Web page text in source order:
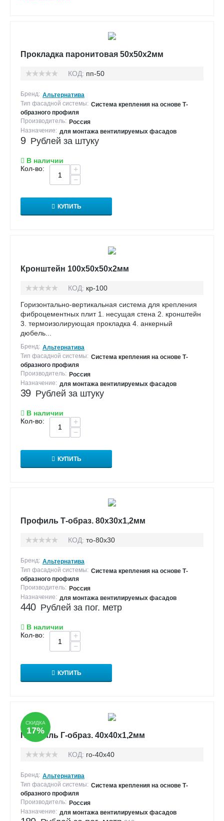
Прокладка паронитовая 50х50х2мм
КОД: пп-50
Бренд: Альтернатива
Тип фасадной системы: Система крепления на основе Т-
образного профиля
Производитель: Россия
Назначение: для монтажа вентилируемых фасадов
9 Рублей за штуку
В наличии
Кол-во:
+
−
КУПИТЬ
Кронштейн 100х50х50х2мм
КОД: кр-100
Горизонтально-вертикальная система для крепления
фиброцементных плит 1. несущая стена 2. кронштейн
3. термоизолирующая прокладка 4. анкерный
дюбель...
Бренд: Альтернатива
Тип фасадной системы: Система крепления на основе Т-
образного профиля
Производитель: Россия
Назначение: для монтажа вентилируемых фасадов
39 Рублей за штуку
В наличии
Кол-во:
+
−
КУПИТЬ
Профиль Т-образ. 80х30х1,2мм
КОД: то-80х30
Бренд: Альтернатива
Тип фасадной системы: Система крепления на основе Т-
образного профиля
Производитель: Россия
Назначение: для монтажа вентилируемых фасадов
440 Рублей за пог. метр
В наличии
Кол-во:
+
−
КУПИТЬ
СКИДКА
17%
Профиль Г-образ. 40х40х1,2мм
КОД: го-40х40
Бренд: Альтернатива
Тип фасадной системы: Система крепления на основе Т-
образного профиля
Производитель: Россия
Назначение: для монтажа вентилируемых фасадов